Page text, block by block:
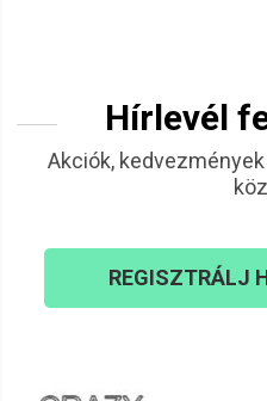
Hírlevél
Akciók,
REGISZTRÁLJ